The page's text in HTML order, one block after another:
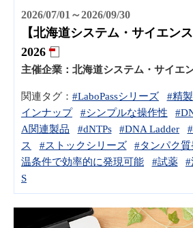
2026/07/01～2026/09/30
【北海道システム・サイエン
2026
主催企業： 北海道システム・サイエ
関連タグ： #LaboPassシリーズ #精
インナップ
#シンプルな操作性
A関連製品
#dNTPs #DNA Ladder
ス
#ストックシリーズ #タンパク
温条件で効率的に発現可能
#試薬 #
S